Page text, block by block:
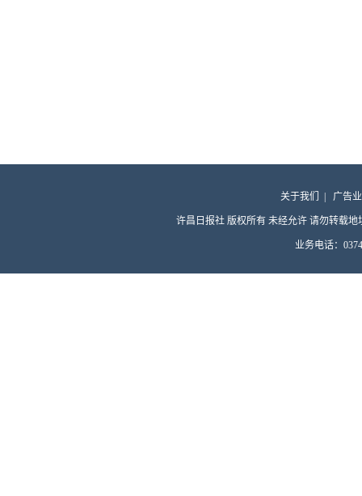
关于我们 广告
许昌日报社 版权所有 未经允许 请勿转载地
业务电话：